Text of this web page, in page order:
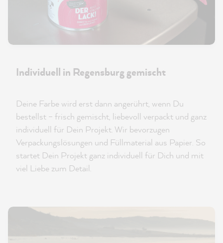
Individuell in Regensburg gemischt
Deine Farbe wird erst dann angerührt, wenn Du
bestellst – frisch gemischt, liebevoll verpackt und ganz
individuell für Dein Projekt. Wir bevorzugen
Verpackungslösungen und Füllmaterial aus Papier. So
startet Dein Projekt ganz individuell für Dich und mit
viel Liebe zum Detail.